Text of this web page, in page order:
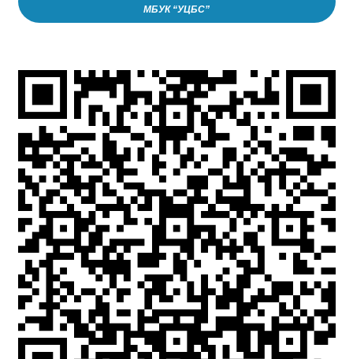
МБУК “УЦБС”